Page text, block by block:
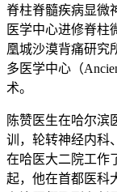
脊柱脊髓疾病显微
医学中心进修脊柱
凰城沙漠背痛研究
多医学中心（
术。
陈赞医生在哈尔滨
训，轮转神经内科
在哈医大二院工作
起，他在首都医科